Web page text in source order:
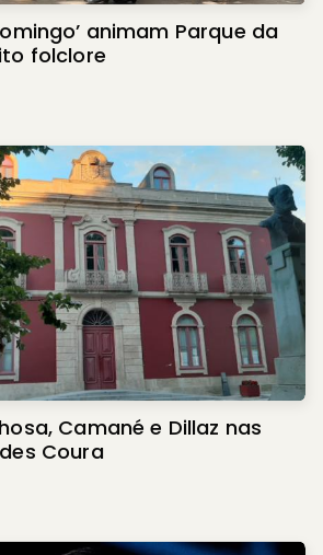
animam Parque da
folclore
Camané e Dillaz nas
Coura